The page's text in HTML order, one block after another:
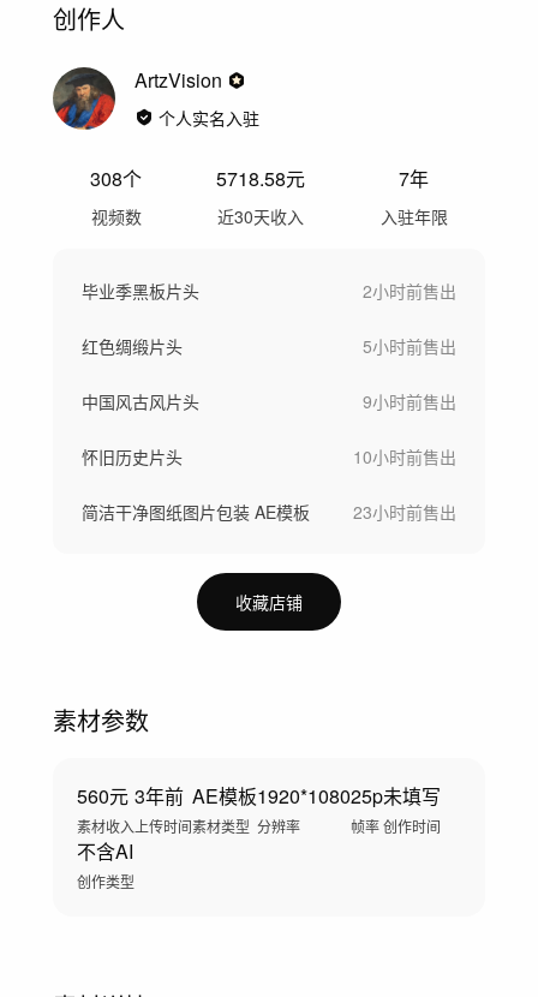
创作人
ArtzVision
个人实名入驻
308个
视频数
5718.58元
近30天收入
7年
入驻年限
毕业季黑板片头 2小时前售出
红色绸缎片头 5小时前售出
中国风古风片头 9小时前售出
怀旧历史片头 10小时前售出
简洁干净图纸图片包装 AE模板 23小时前售出
收藏店铺
素材参数
560元
素材收入
3年前
上传时间
AE模板
素材类型
1920*1080
分辨率
25p
帧率
未填写
创作时间
不含AI
创作类型